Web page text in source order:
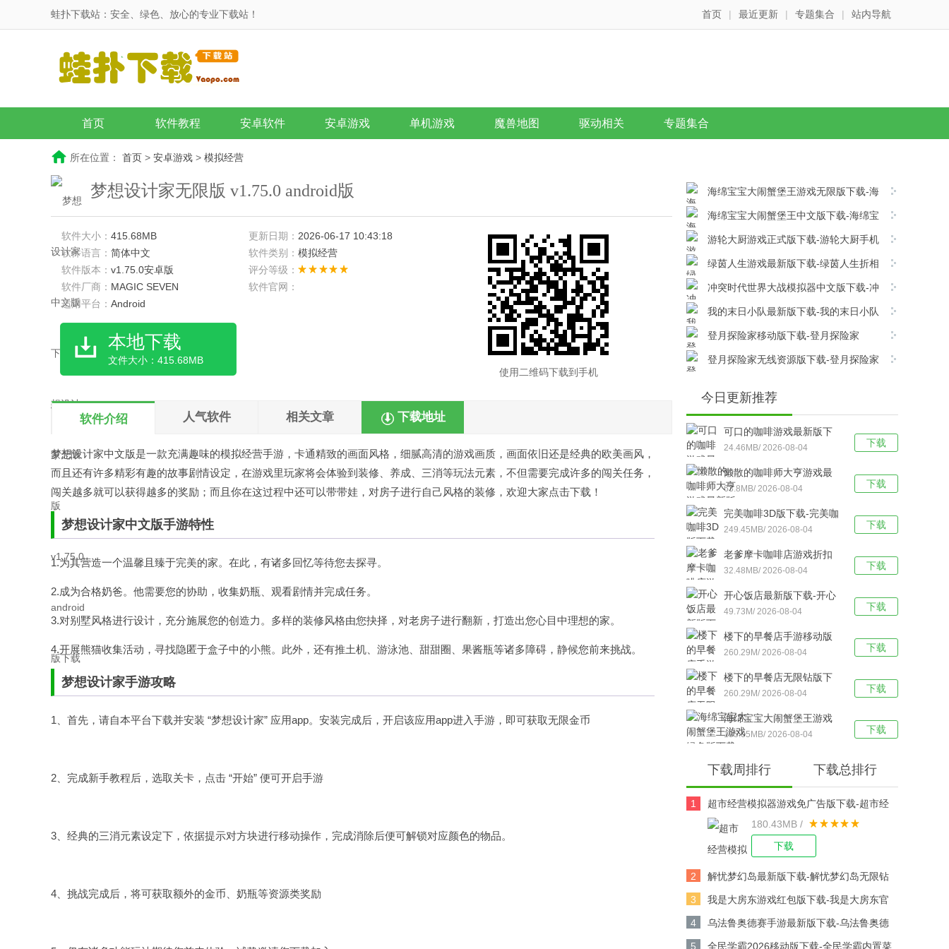
蛙扑下载站：安全、绿色、放心的专业下载站！ 首页 | 最近更新 | 专题集合 | 站内导航
首页 软件教程 安卓软件 安卓游戏 单机游戏 魔兽地图 驱动相关 专题集合
所在位置： 首页 > 安卓游戏 > 模拟经营
梦想设计家无限版 v1.75.0 android版
软件大小： 415.68MB 更新日期： 2026-06-17 10:43:18
软件语言： 简体中文 软件类别： 模拟经营
软件版本： v1.75.0安卓版
评分等级：
软件厂商： MAGIC SEVEN
软件官网：
适用平台： Android
本地下载
文件大小：415.68MB
使用二维码下载到手机
软件介绍 人气软件 相关文章 下载地址
梦想设计家中文版是一款充满趣味的模拟经营手游，卡通精致的画面风格，细腻高清的游戏画质，画面依旧还是经典的欧美画风，
而且还有许多精彩有趣的故事剧情设定，在游戏里玩家将会体验到装修、养成、三消等玩法元素，不但需要完成许多的闯关任务，
闯关越多就可以获得越多的奖励；而且你在这过程中还可以带带娃，对房子进行自己风格的装修，欢迎大家点击下载！
梦想设计家中文版手游特性
1.为其营造一个温馨且臻于完美的家。在此，有诸多回忆等待您去探寻。
2.成为合格奶爸。他需要您的协助，收集奶瓶、观看剧情并完成任务。
3.对别墅风格进行设计，充分施展您的创造力。多样的装修风格由您抉择，对老房子进行翻新，打造出您心目中理想的家。
4.开展熊猫收集活动，寻找隐匿于盒子中的小熊。此外，还有推土机、游泳池、甜甜圈、果酱瓶等诸多障碍，静候您前来挑战。
梦想设计家手游攻略
1、首先，请自本平台下载并安装 “梦想设计家” 应用app。安装完成后，开启该应用app进入手游，即可获取无限金币
2、完成新手教程后，选取关卡，点击 “开始” 便可开启手游
3、经典的三消元素设定下，依据提示对方块进行移动操作，完成消除后便可解锁对应颜色的物品。
4、挑战完成后，将可获取额外的金币、奶瓶等资源类奖励
海绵宝宝大闹蟹堡王游戏无限版下载-海
绵宝宝大闹蟹堡王移动版v5.11.5安卓版下载
海绵宝宝大闹蟹堡王中文版下载-海绵宝
宝大闹蟹堡王手机版 v5.11.5安卓版下载
游轮大厨游戏正式版下载-游轮大厨手机
版v1.0.3安卓版下载
绿茵人生游戏最新版下载-绿茵人生折相
思版 v1.0.4安卓版下载
冲突时代世界大战模拟器中文版下载-冲
突时代世界大战模拟器手游版 v4.5.0安卓版下
载
我的末日小队最新版下载-我的末日小队
官方版 v1.1.3安卓版下载
登月探险家移动版下载-登月探险家
(Moon Pioneer)绿色版v2.8.6安卓版下载
登月探险家无线资源版下载-登月探险家
今日更新推荐
下载
可口的咖啡游戏最新版下
载-可口的咖啡官方版 v2.0
安卓版下载
24.46MB/ 2026-08-04
下载
懒散的咖啡师大亨游戏最
新版下载-懒散的咖啡师大
亨游戏官方版 v1.018.010
63.8MB/ 2026-08-04
下载
完美咖啡3D版下载-完美咖
啡最新版 v1.6.6安卓版下
载
249.45MB/ 2026-08-04
下载
老爹摩卡咖啡店游戏折扣
版下载-老爹摩卡咖啡店中
文版v1.0.5安卓版下载
32.48MB/ 2026-08-04
下载
开心饭店最新版下载-开心
饭店手机版 v2.4.8安卓版
下载
49.73M/ 2026-08-04
下载
楼下的早餐店手游移动版
下载-楼下的早餐店去广告
版v3.3.5安卓版下载
260.29M/ 2026-08-04
下载
楼下的早餐店无限钻版下
载-楼下的早餐店手机版
v3.3.5安卓版下载
260.29M/ 2026-08-04
下载
海绵宝宝大闹蟹堡王游戏
绿色版下载-海绵宝宝大闹
Krusty Cook Off）中文版
v5.11.5安卓版下载
195.05MB/ 2026-08-04
下载周排行 下载总排行
1
超市经营模拟器游戏免广告版下载-超市经
营模拟器无限钞票版 v1.2.2安卓版下载
180.43MB /
下载
2
解忧梦幻岛最新版下载-解忧梦幻岛无限钻
石版 v1.1.14安卓版下载
3
我是大房东游戏红包版下载-我是大房东官
方版v1.1.9.5安卓版下载
4
乌法鲁奥德赛手游最新版下载-乌法鲁奥德
赛（Wooparoo Odyssey）移动版v1.0.108
5 全民学霸2026移动版下载-全民学霸内置菜